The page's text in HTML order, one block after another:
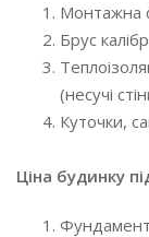
Монтажна
Брус
(несучі
Куточки,
Ціна будинку
Фундамент